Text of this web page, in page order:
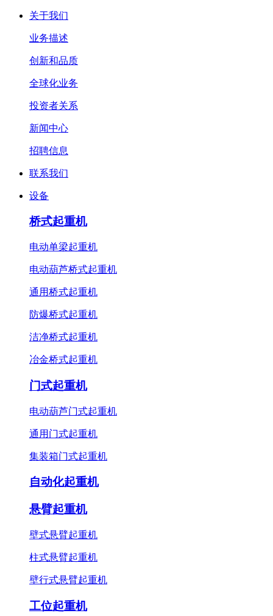
关于我们
业务描述
创新和品质
全球化业务
投资者关系
新闻中心
招聘信息
联系我们
设备
桥式起重机
电动单梁起重机
电动葫芦桥式起重机
通用桥式起重机
防爆桥式起重机
洁净桥式起重机
冶金桥式起重机
门式起重机
电动葫芦门式起重机
通用门式起重机
集装箱门式起重机
自动化起重机
悬臂起重机
壁式悬臂起重机
柱式悬臂起重机
壁行式悬臂起重机
工位起重机